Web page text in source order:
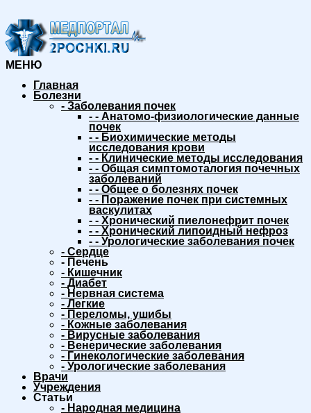
МЕНЮ
Главная
Болезни
- Заболевания почек
- - Анатомо-физиологические данные
почек
- - Биохимические методы
исследования крови
- - Клинические методы исследования
- - Общая симптомоталогия почечных
заболеваний
- - Общее о болезнях почек
- - Поражение почек при системных
васкулитах
- - Хронический пиелонефрит почек
- - Хронический липоидный нефроз
- - Урологические заболевания почек
- Сердце
- Печень
- Кишечник
- Диабет
- Нервная система
- Легкие
- Переломы, ушибы
- Кожные заболевания
- Вирусные заболевания
- Венерические заболевания
- Гинекологические заболевания
- Урологические заболевания
Врачи
Учреждения
Статьи
- Народная медицина